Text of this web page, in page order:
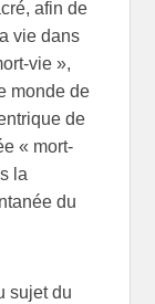
afin de
vie dans
vie »,
monde de
de
« mort-
la
du
sujet du